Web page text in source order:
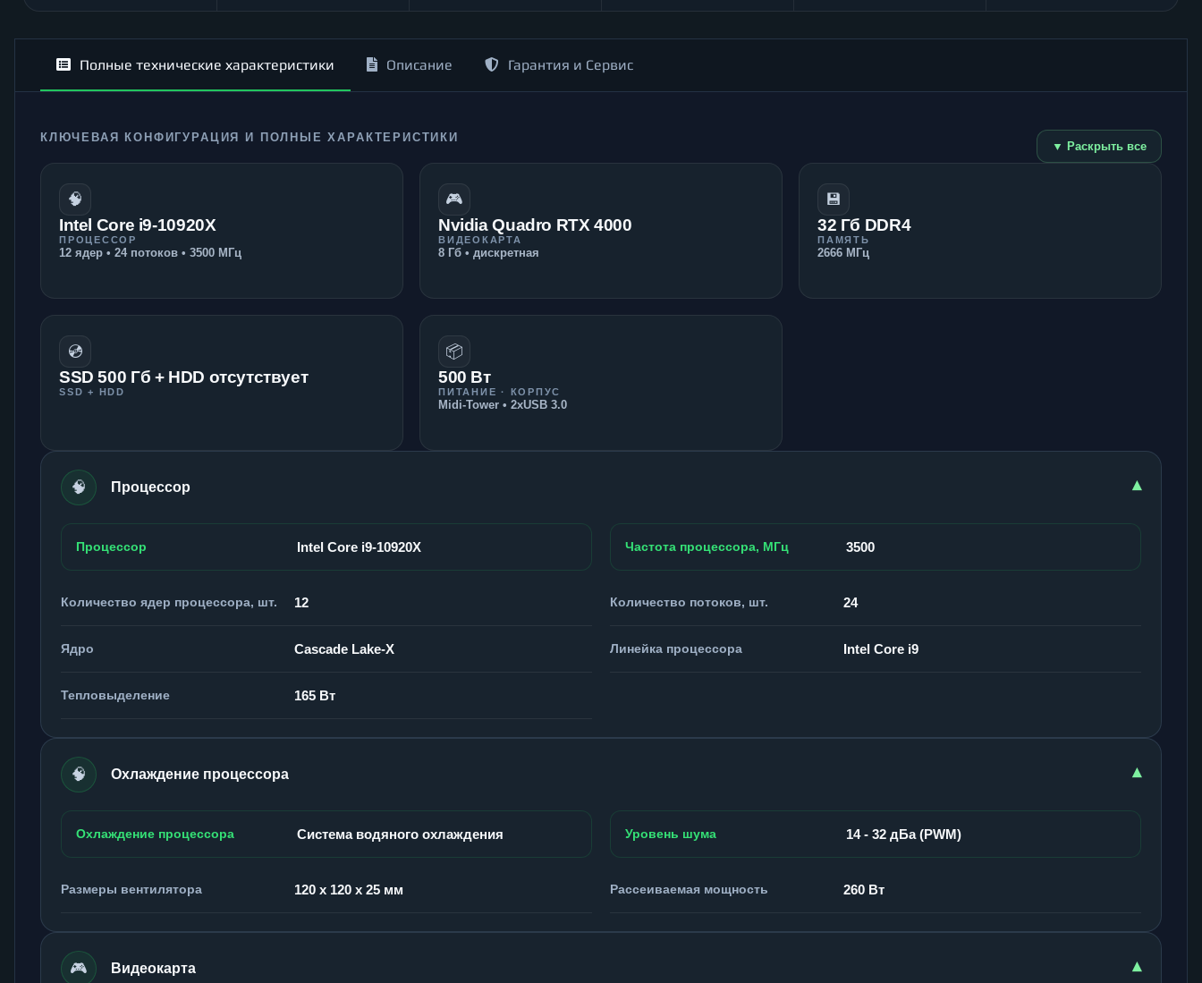
Полные технические характеристики Описание Гарантия и Сервис
КЛЮЧЕВАЯ КОНФИГУРАЦИЯ И ПОЛНЫЕ ХАРАКТЕРИСТИКИ
▼ Раскрыть все
🧠
Intel Core i9-10920X
ПРОЦЕССОР
12 ядер • 24 потоков • 3500 МГц
🎮
Nvidia Quadro RTX 4000
ВИДЕОКАРТА
8 Гб • дискретная
💾
32 Гб DDR4
ПАМЯТЬ
2666 МГц
💿
SSD 500 Гб + HDD отсутствует
SSD + HDD
📦
500 Вт
ПИТАНИЕ · КОРПУС
Midi-Tower • 2xUSB 3.0
🧠 Процессор ▾
Процессор Intel Core i9-10920X Частота процессора, МГц 3500
Количество ядер процессора, шт. 12 Количество потоков, шт. 24
Ядро Cascade Lake-X Линейка процессора Intel Core i9
Тепловыделение 165 Вт
🧠 Охлаждение процессора ▾
Охлаждение процессора Система водяного охлаждения Уровень шума 14 - 32 дБа (PWM)
Размеры вентилятора 120 x 120 x 25 мм Рассеиваемая мощность 260 Вт
🎮 Видеокарта ▾